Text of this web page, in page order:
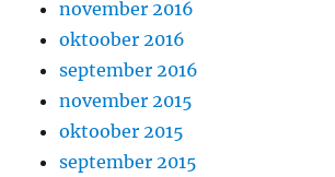
november 2016
oktoober 2016
september 2016
november 2015
oktoober 2015
september 2015